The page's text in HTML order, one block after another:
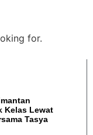
for.
Kelas Lewat
Tasya